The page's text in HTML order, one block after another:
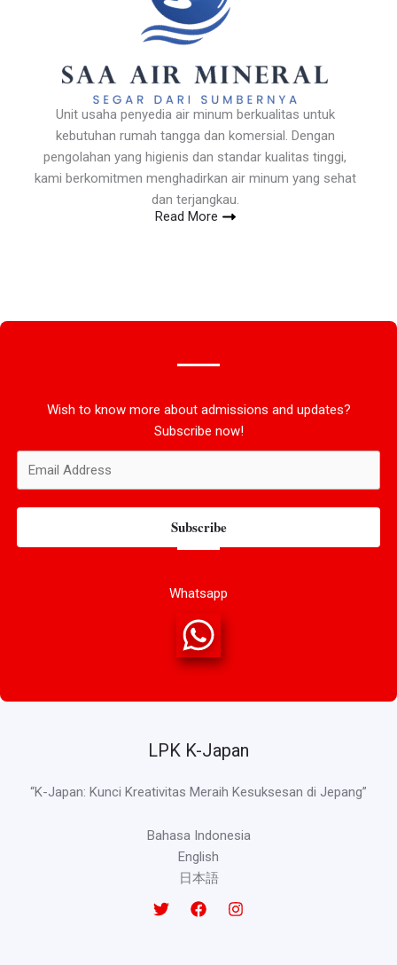
Unit usaha penyedia air minum berkualitas untuk
kebutuhan rumah tangga dan komersial. Dengan
pengolahan yang higienis dan standar kualitas tinggi,
kami berkomitmen menghadirkan air minum yang sehat
dan terjangkau.
Read More
Wish to know more about admissions and updates?
Subscribe now!
Subscribe
Whatsapp
LPK K-Japan
“K-Japan: Kunci Kreativitas Meraih Kesuksesan di Jepang”
Bahasa Indonesia
English
日本語